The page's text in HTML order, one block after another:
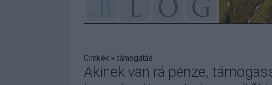
Címkék » támogatás
Akinek van rá pénze,